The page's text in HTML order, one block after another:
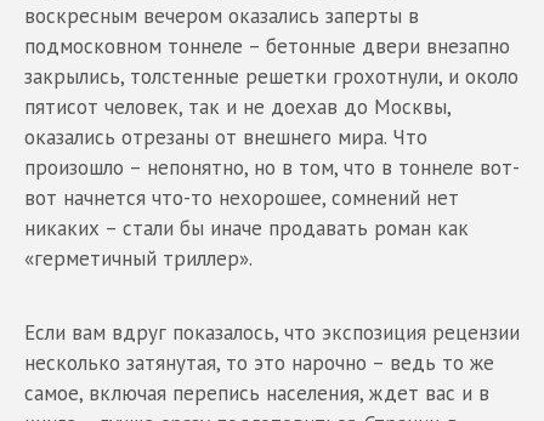
воскресным вечером оказались заперты в
подмосковном тоннеле – бетонные двери внезапно
закрылись, толстенные решетки грохотнули, и около
пятисот человек, так и не доехав до Москвы,
оказались отрезаны от внешнего мира. Что
произошло – непонятно, но в том, что в тоннеле вот-
вот начнется что-то нехорошее, сомнений нет
никаких – стали бы иначе продавать роман как
«герметичный триллер».
Если вам вдруг показалось, что экспозиция рецензии
несколько затянутая, то это нарочно – ведь то же
самое, включая перепись населения, ждет вас и в